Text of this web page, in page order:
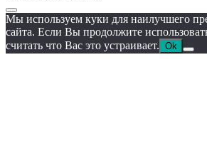
Мы используем куки для наилучшего
сайта. Если Вы продолжите
считать что Вас это устраивает. Ok